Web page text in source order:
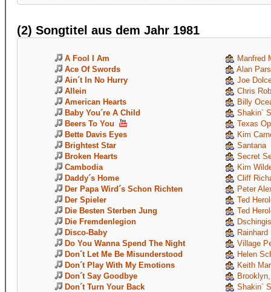
(2) Songtitel aus dem Jahr 1981
A Fool I Am
Manfred
Ace Of Swords
Alan
Ain´t In No Hurry
Joe
Allein
Chris
American Hearts
Billy
Baby You´re A Child
Shakin´
Beers To You
Texas
Bette Davis Eyes
Kim
Brightest Star
Santana
Broken Hearts
Secret
Cambodia
Kim
Daddy´s Home
Cliff
Der Papa Wird´s Schon Richten
Peter
Der Spieler
Ted
Die Besten Sterben Jung
Ted
Die Fremdenlegion
Disco-Baby
Do You Wanna Spend The Night
Village
Don´t Let Me Be Misunderstood
Helen
Don´t Play With My Emotions
Keith
Don´t Say Goodbye
Don´t Turn Your Back
Shakin´